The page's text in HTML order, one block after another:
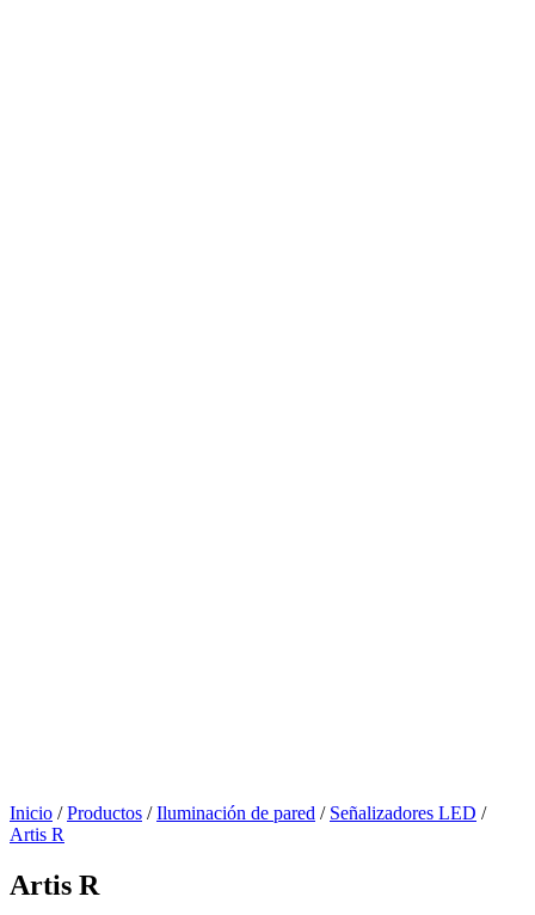
Inicio / Productos / Iluminación de pared / Señalizadores LED /
Artis R
Artis R